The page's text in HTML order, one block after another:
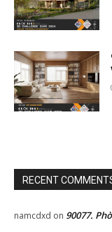
RECENT
namcdxd on 90077.